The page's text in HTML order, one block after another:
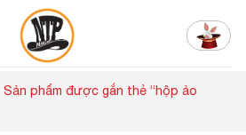
Sản phẩm được gắn thẻ “hộp ảo